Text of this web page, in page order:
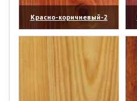
Красно-коричневый-2
(увеличить)